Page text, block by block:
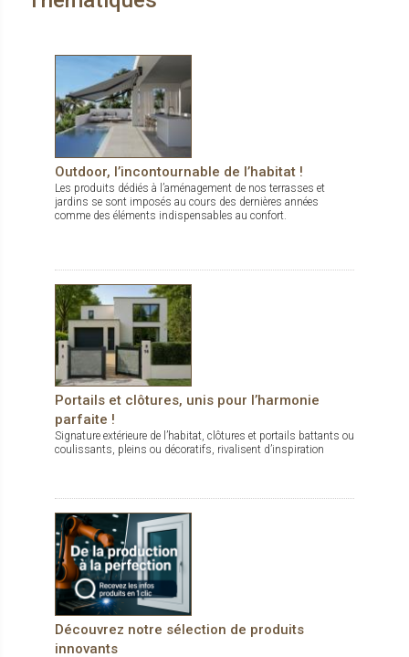
Outdoor, l’incontournable de l’habitat !
Les produits dédiés à l’aménagement de nos terrasses et
jardins se sont imposés au cours des dernières années
comme des éléments indispensables au confort.
Portails et clôtures, unis pour l’harmonie
parfaite !
Signature extérieure de l’habitat, clôtures et portails battants ou
coulissants, pleins ou décoratifs, rivalisent d’inspiration
Découvrez notre sélection de produits
innovants